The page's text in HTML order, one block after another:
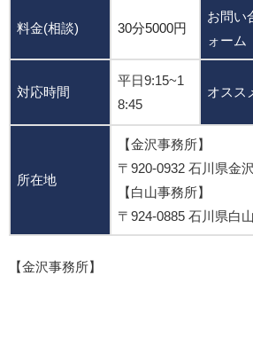
料金(相談) 30分5000円
お問い
ォーム
対応時間
平日9:15~1
8:45
オスス
所在地
【金沢事務所】
〒920-0932 石川県金
【白山事務所】
〒924-0885 石川県白
【金沢事務所】